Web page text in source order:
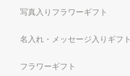
写真入りフラワーギフト
名入れ・メッセージ入りギフト
フラワーギフト